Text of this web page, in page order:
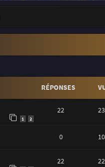
RÉPONSES
1 2
22
0
22